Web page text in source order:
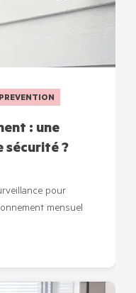
: une
sécurité ?
pour
mensuel